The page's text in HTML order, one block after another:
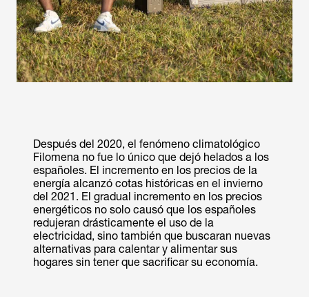
Después del 2020, el fenómeno climatológico
Filomena no fue lo único que dejó helados a los
españoles. El incremento en los precios de la
energía alcanzó cotas históricas en el invierno
del 2021. El gradual incremento en los precios
energéticos no solo causó que los españoles
redujeran drásticamente el uso de la
electricidad, sino también que buscaran nuevas
alternativas para calentar y alimentar sus
hogares sin tener que sacrificar su economía.